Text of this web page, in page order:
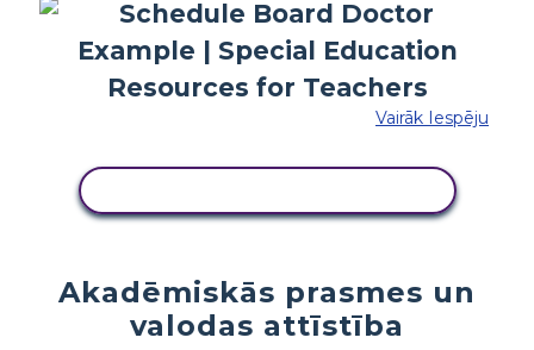
Vairāk Iespēju
Akadēmiskās prasmes un
valodas attīstība